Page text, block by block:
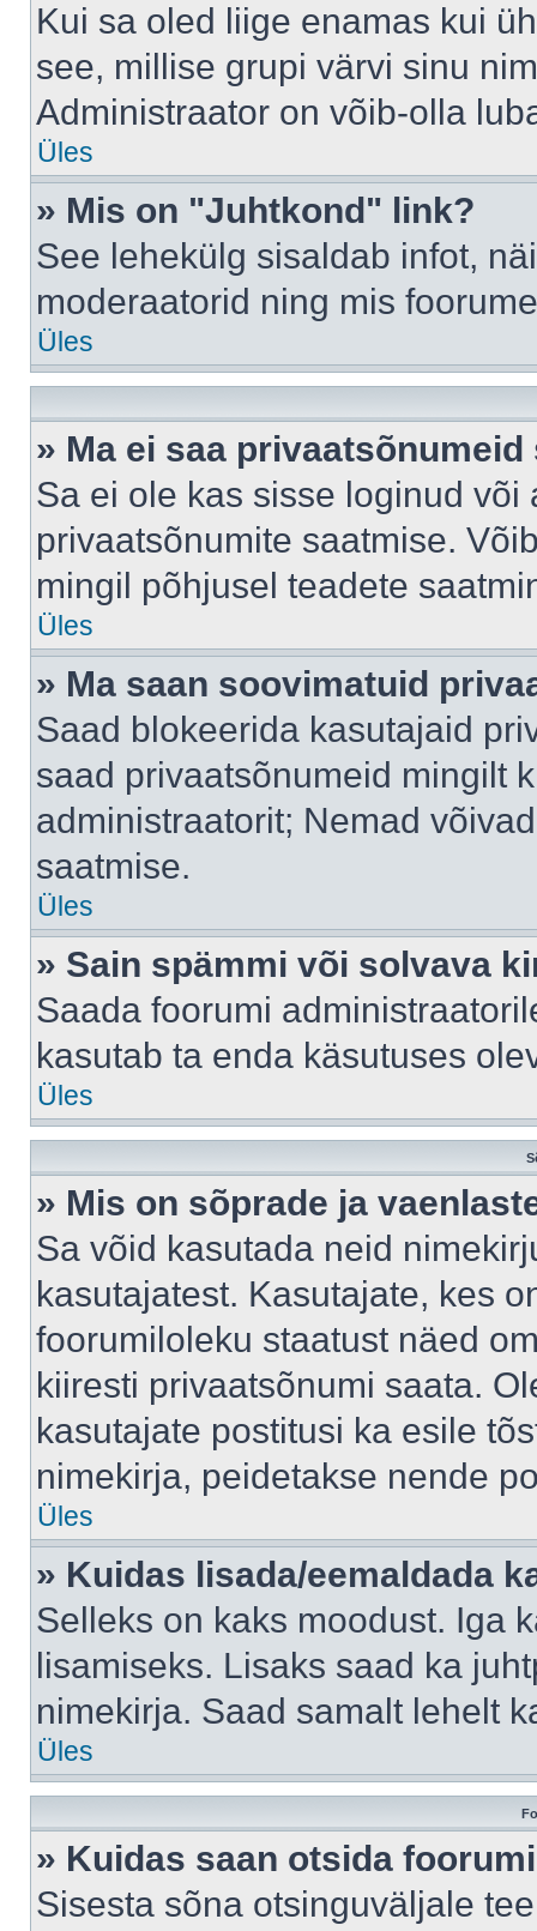
Kui sa oled liige enamas kui
see, millise grupi värvi sinu
Administraator on võib-olla
Üles
» Mis on "Juhtkond" link?
See lehekülg sisaldab infot,
moderaatorid ning mis
Üles
» Ma ei saa privaatsõnumeid
Sa ei ole kas sisse loginud
privaatsõnumite saatmise.
mingil põhjusel teadete
Üles
» Ma saan soovimatuid
Saad blokeerida kasutajaid
saad privaatsõnumeid mingilt
administraatorit; Nemad
saatmise.
Üles
» Sain spämmi või solvava
Saada foorumi
kasutab ta enda käsutuses
Üles
» Mis on sõprade ja
Sa võid kasutada neid
kasutajatest. Kasutajate, kes
foorumiloleku staatust näed
kiiresti privaatsõnumi saata.
kasutajate postitusi ka esile
nimekirja, peidetakse nende
Üles
» Kuidas lisada/eemaldada
Selleks on kaks moodust. Iga
lisamiseks. Lisaks saad ka
nimekirja. Saad samalt lehelt
Üles
» Kuidas saan otsida
Sisesta sõna otsinguväljale